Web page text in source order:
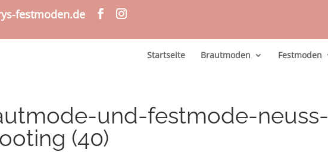
festmoden.de
Startseite Brautmoden Festmoden
und-festmode-neuss-
(40)